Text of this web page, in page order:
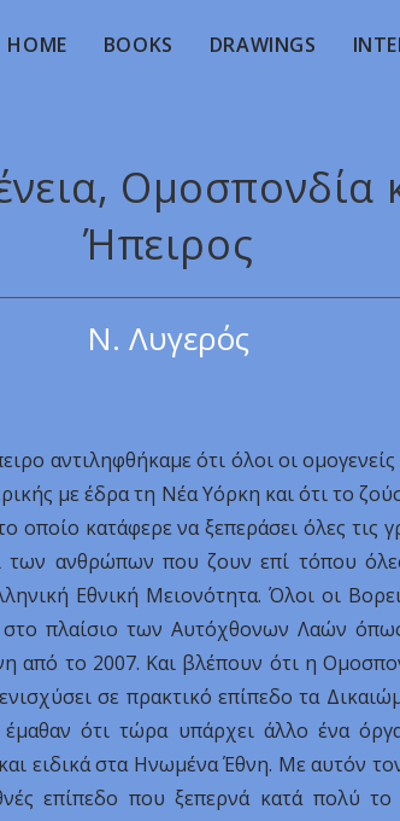
HOME BOOKS DRAWINGS
Ομοσπονδία
Ήπειρος
Ν. Λυγερός
αντιληφθήκαμε ότι όλοι οι ομογενείς
με έδρα τη Νέα Υόρκη και ότι το
οποίο κατάφερε να ξεπεράσει όλες τις
ανθρώπων που ζουν επί τόπου
Εθνική Μειονότητα. Όλοι οι
πλαίσιο των Αυτόχθονων Λαών
από το 2007. Και βλέπουν ότι η
σε πρακτικό επίπεδο τα
ότι τώρα υπάρχει άλλο ένα
ειδικά στα Ηνωμένα Έθνη. Με αυτόν
επίπεδο που ξεπερνά κατά πολύ το